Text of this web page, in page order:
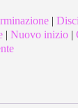
|
|Nuovo inizio |